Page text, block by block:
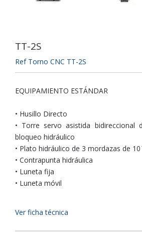
TT-2S
Ref Torno CNC TT-2S
EQUIPAMIENTO ESTÁNDAR
• Husillo Directo
• Torre servo asistida bidireccional
bloqueo hidráulico
• Plato hidráulico de 3 mordazas de
• Contrapunta hidráulica
• Luneta fija
• Luneta móvil
Ver ficha técnica